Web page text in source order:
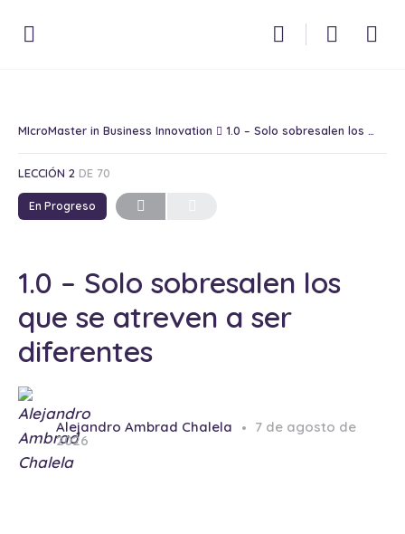
MIcroMaster in Business Innovation 1.0 – Solo sobresalen los que se atreven a ser diferentes
LECCIÓN 2 DE 70
En Progreso
1.0 – Solo sobresalen los
que se atreven a ser
diferentes
Alejandro Ambrad Chalela 7 de agosto de
2026